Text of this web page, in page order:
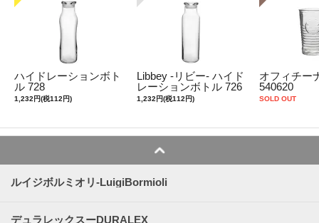
ハイドレーションボト
ル 728
1,232円(税112円)
Libbey -リビー- ハイド
レーションボトル 726
1,232円(税112円)
オフィチー
540620
SOLD OUT
ルイジボルミオリ-LuigiBormioli
デュラレックスーDURALEX